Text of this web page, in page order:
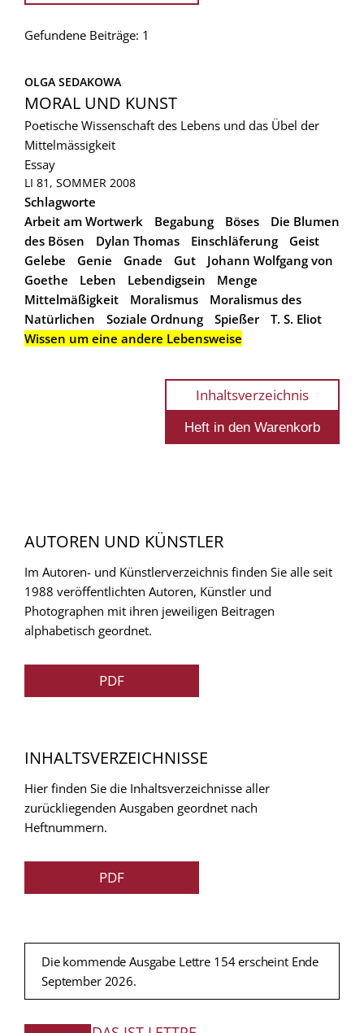
Gefundene Beiträge: 1
OLGA SEDAKOWA
MORAL UND KUNST
Poetische Wissenschaft des Lebens und das Übel der
Mittelmässigkeit
Essay
LI 81, SOMMER 2008
Schlagworte
Arbeit am Wortwerk
Begabung Böses
Die Blumen
des Bösen
Dylan Thomas Einschläferung
Geist
Gelebe
Genie Gnade Gut
Johann Wolfgang von
Goethe
Leben Lebendigsein
Menge
Mittelmäßigkeit
Moralismus
Moralismus des
Natürlichen
Soziale Ordnung Spießer
T. S. Eliot
Wissen um eine andere Lebensweise
Inhaltsverzeichnis
AUTOREN UND KÜNSTLER
Im Autoren- und Künstlerverzeichnis finden Sie alle seit
1988 veröffentlichten Autoren, Künstler und
Photographen mit ihren jeweiligen Beitragen
alphabetisch geordnet.
PDF
INHALTSVERZEICHNISSE
Hier finden Sie die Inhaltsverzeichnisse aller
zurückliegenden Ausgaben geordnet nach
Heftnummern.
PDF
Die kommende Ausgabe Lettre 154 erscheint Ende
September 2026.